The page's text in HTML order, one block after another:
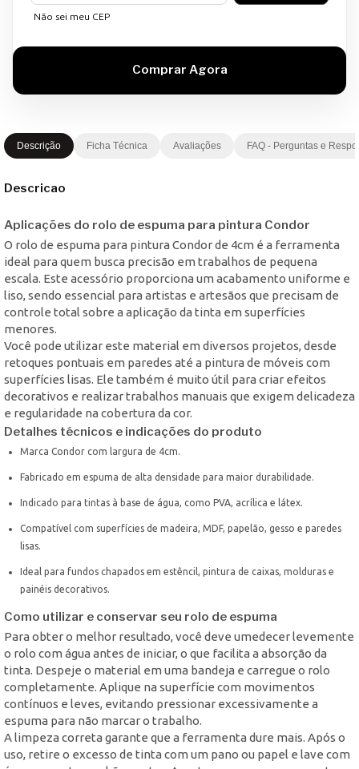
Não sei meu CEP
Descrição Ficha Técnica Avaliações FAQ - Perguntas e
Descricao
Aplicações do rolo de espuma para pintura Condor
O rolo de espuma para pintura Condor de 4cm é a ferramenta
ideal para quem busca precisão em trabalhos de pequena
escala. Este acessório proporciona um acabamento uniforme e
liso, sendo essencial para artistas e artesãos que precisam de
controle total sobre a aplicação da tinta em superfícies
menores.
Você pode utilizar este material em diversos projetos, desde
retoques pontuais em paredes até a pintura de móveis com
superfícies lisas. Ele também é muito útil para criar efeitos
decorativos e realizar trabalhos manuais que exigem delicadeza
e regularidade na cobertura da cor.
Detalhes técnicos e indicações do produto
Marca Condor com largura de 4cm.
Fabricado em espuma de alta densidade para maior durabilidade.
Indicado para tintas à base de água, como PVA, acrílica e látex.
Compatível com superfícies de madeira, MDF, papelão, gesso e paredes
lisas.
Ideal para fundos chapados em estêncil, pintura de caixas, molduras e
painéis decorativos.
Como utilizar e conservar seu rolo de espuma
Para obter o melhor resultado, você deve umedecer levemente
o rolo com água antes de iniciar, o que facilita a absorção da
tinta. Despeje o material em uma bandeja e carregue o rolo
completamente. Aplique na superfície com movimentos
contínuos e leves, evitando pressionar excessivamente a
espuma para não marcar o trabalho.
A limpeza correta garante que a ferramenta dure mais. Após o
uso, retire o excesso de tinta com um pano ou papel e lave com